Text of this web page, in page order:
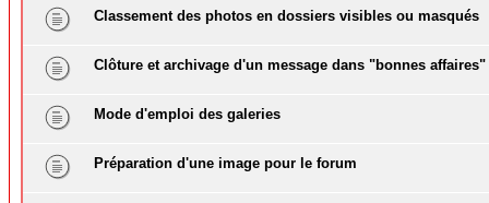
Classement des photos en dossiers visibles ou masqués
Clôture et archivage d'un message dans "bonnes affaires"
Mode d'emploi des galeries
Préparation d'une image pour le forum